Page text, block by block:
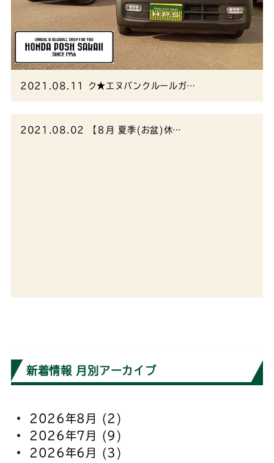
2021.08.11 ク★エヌバンクルールガ…
2021.08.02 【８月 夏季(お盆)休…
新着情報 月別アーカイブ
2026年8月
(2)
2026年7月
(9)
2026年6月
(3)